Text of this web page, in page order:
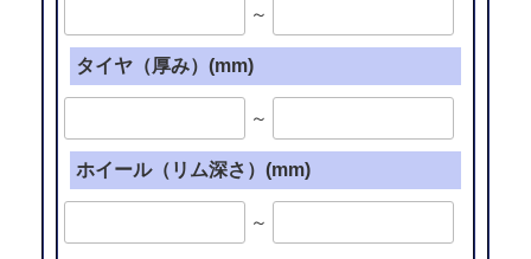
～
タイヤ（厚み）(mm)
～
ホイール（リム深さ）(mm)
～